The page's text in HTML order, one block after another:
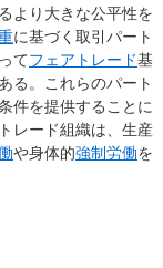
より大きな公平性を
に基づく取引パート
てフェアトレード基
る。これらのパート
件を提供することに
レード組織は、生産
や身体的強制労働を